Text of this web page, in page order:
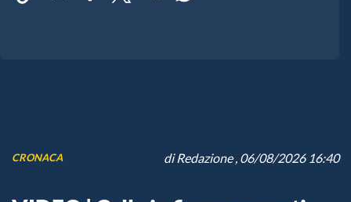
CRONACA diRedazione, 06/08/2026 16:40